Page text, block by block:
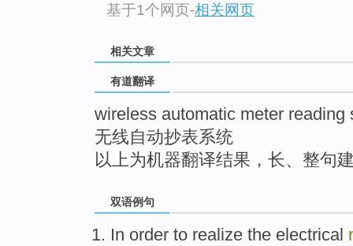
基于1个网页-相关网页
相关文章
有道翻译
wireless automatic meter reading
无线自动抄表系统
以上为机器翻译结果，长、整句
双语例句
In order to realize the electrical